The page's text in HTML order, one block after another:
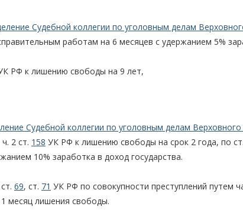
Судебной коллегии по уголовным делам
работам на 6 месяцев с удержанием 5%
РФ к лишению свободы на 9 лет,
Судебной коллегии по уголовным делам
2 ст. 158 УК РФ к лишению свободы на срок 2 года, по ст.
10% заработка в доход государства.
69, ст. 71 УК РФ по совокупности преступлений путем
месяц лишения свободы.